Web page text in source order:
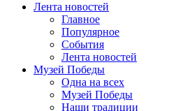
Лента новостей
Главное
Популярное
События
Лента новостей
Музей Победы
Одна на всех
Музей Победы
Наши традиции